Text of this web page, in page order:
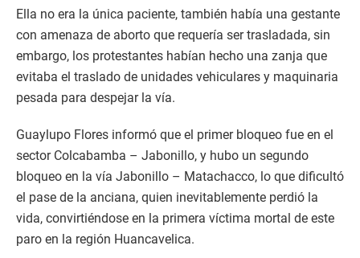
Ella no era la única paciente, también había una gestante
con amenaza de aborto que requería ser trasladada, sin
embargo, los protestantes habían hecho una zanja que
evitaba el traslado de unidades vehiculares y maquinaria
pesada para despejar la vía.
Guaylupo Flores informó que el primer bloqueo fue en el
sector Colcabamba – Jabonillo, y hubo un segundo
bloqueo en la vía Jabonillo – Matachacco, lo que dificultó
el pase de la anciana, quien inevitablemente perdió la
vida, convirtiéndose en la primera víctima mortal de este
paro en la región Huancavelica.